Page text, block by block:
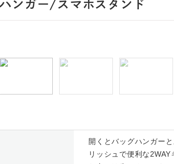
ンガー/スマホスタンド
開くとバッグハンガー
リッシュで便利な2WAY